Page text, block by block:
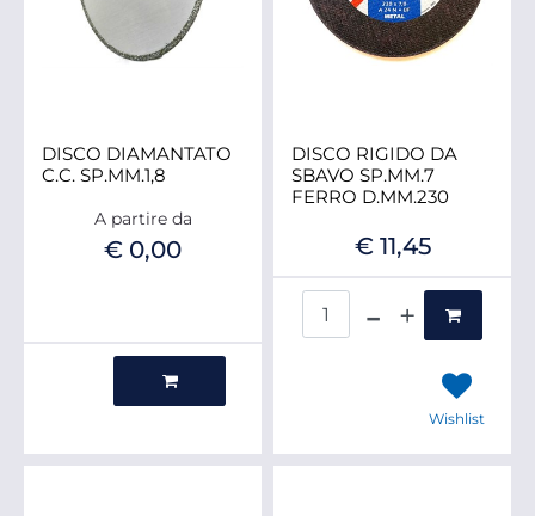
DISCO DIAMANTATO
C.C. SP.MM.1,8
A partire da
€ 0,00
DISCO RIGIDO DA
SBAVO SP.MM.7
FERRO D.MM.230
€ 11,45
Wishlist